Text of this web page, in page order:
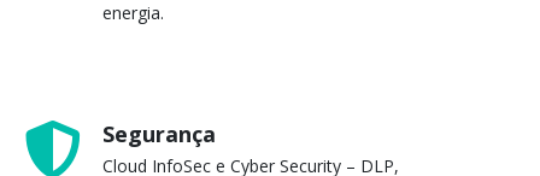
energia.
Segurança
Cloud InfoSec e Cyber Security – DLP,